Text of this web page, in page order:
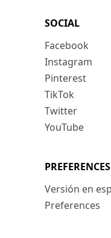
SOCIAL
Facebook
Instagram
Pinterest
TikTok
Twitter
YouTube
PREFERENCES
Versión en
Preferences